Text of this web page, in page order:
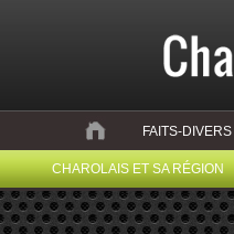
FAITS-DIVERS
CHAROLAIS ET SA RÉGION